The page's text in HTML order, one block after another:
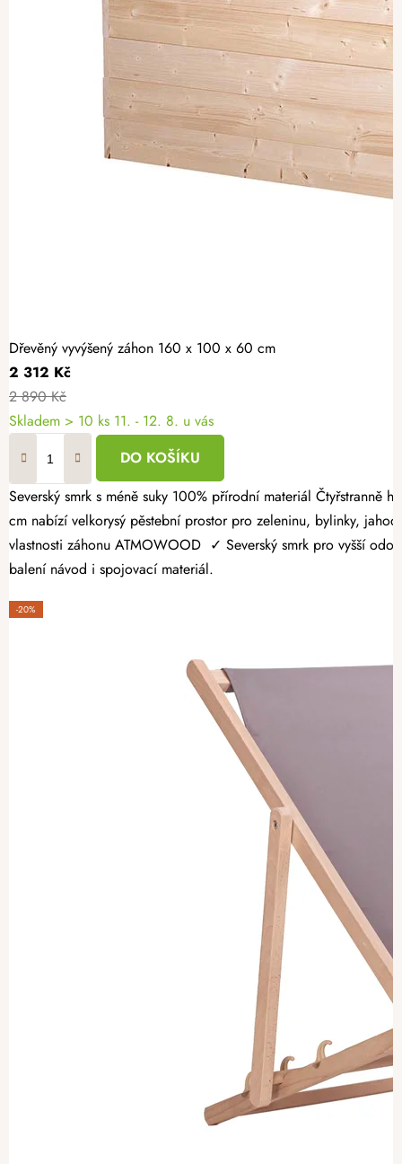
Dřevěný vyvýšený záhon 160 x 100 x 60 cm
2 312 Kč
2 890 Kč
Skladem > 10 ks 11. - 12. 8. u vás
DO KOŠÍKU
Severský smrk s méně suky 100% přírodní materiál Čtyřstranně hoblovaný masiv Dopřejte si radost z vlastní úrody a vytvořte si zahrádku přesně podle svých představ. Dřevěný vyvýšený záhon 160 × 100 × 60
cm nabízí velkorysý pěstební prostor pro zeleninu, bylinky,
vlastnosti záhonu ATMOWOOD ✓ Severský smrk pro vyšší
balení návod i spojovací materiál.
-20%